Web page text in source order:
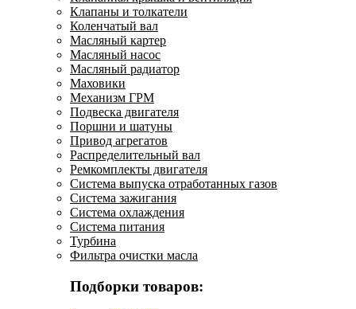
Клапаны и толкатели
Коленчатый вал
Масляный картер
Масляный насос
Масляный радиатор
Маховики
Механизм ГРМ
Подвеска двигателя
Поршни и шатуны
Привод агрегатов
Распределительный вал
Ремкомплекты двигателя
Система выпуска отработанных газов
Система зажигания
Система охлаждения
Система питания
Турбина
Фильтра очистки масла
Подборки товаров: